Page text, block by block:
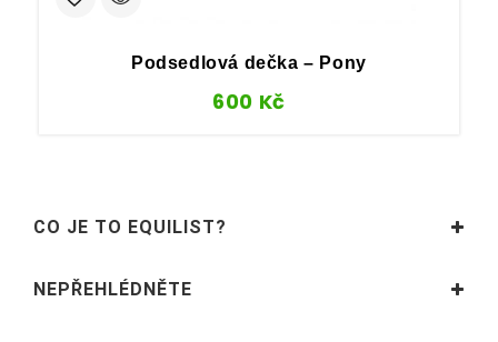
Podsedlová dečka – Pony
600 Kč
CO JE TO EQUILIST?
NEPŘEHLÉDNĚTE